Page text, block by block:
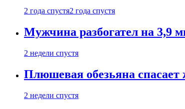
2 года спустя2 года спустя
Мужчина разбогател на 3,9
2 недели спустя
Плюшевая обезьяна
2 недели спустя